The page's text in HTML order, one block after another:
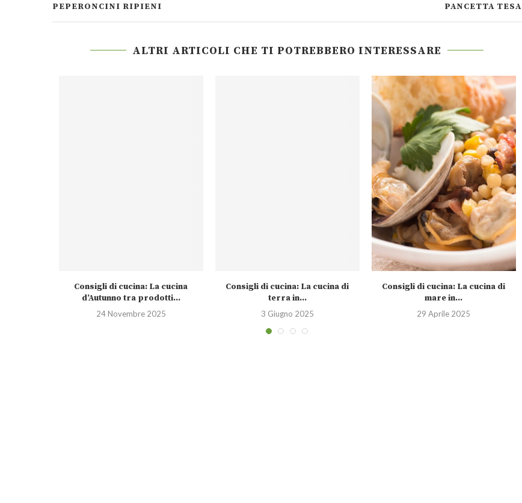
PEPERONCINI RIPIENI PANCETTA TESA
ALTRI ARTICOLI CHE TI POTREBBERO INTERESSARE
Consigli di cucina: La cucina
d’Autunno tra prodotti...
24 Novembre 2025
Consigli di cucina: La cucina di
terra in...
3 Giugno 2025
Consigli di cucina: La cucina di
mare in...
29 Aprile 2025